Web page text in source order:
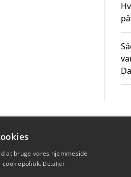
at bruge vores hjemmeside
cookiepolitik. Detaljer